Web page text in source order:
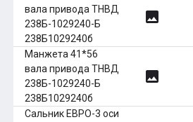
вала привода ТНВД
238Б-1029240-Б
238Б1029240б
image
Манжета 41*56
вала привода ТНВД
238Б-1029240-Б
238Б1029240б
image
Сальник ЕВРО-3 оси